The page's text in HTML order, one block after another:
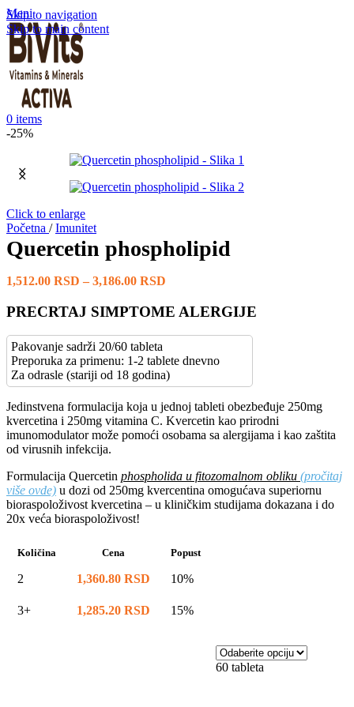
Skip to navigation
Skip to main content
Meni
0 items
-25%
Click to enlarge
Početna / Imunitet
Quercetin phospholipid
1,512.00 RSD – 3,186.00 RSD
PRECRTAJ SIMPTOME ALERGIJE
Pakovanje sadrži 20/60 tableta
Preporuka za primenu: 1-2 tablete dnevno
Za odrasle (stariji od 18 godina)
Jedinstvena formulacija koja u jednoj tableti obezbeđuje 250mg
kvercetina i 250mg vitamina C. Kvercetin kao prirodni
imunomodulator može pomoći osobama sa alergijama i kao zaštita
od virusnih infekcija.
Formulacija Quercetin phospholida u fitozomalnom obliku (pročitaj
više ovde) u dozi od 250mg kvercentina omogućava superiornu
bioraspoloživost kvercetina – u kliničkim studijama dokazana i do
20x veća bioraspoloživost!
Količina Cena Popust
2 1,360.80 RSD 10%
3+ 1,285.20 RSD 15%
60 tableta